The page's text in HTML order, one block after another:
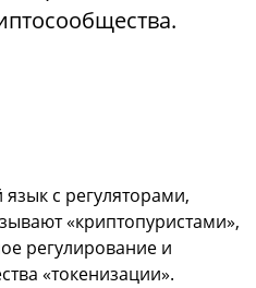
с регуляторами,
«криптопуристами»,
регулирование и
«токенизации».